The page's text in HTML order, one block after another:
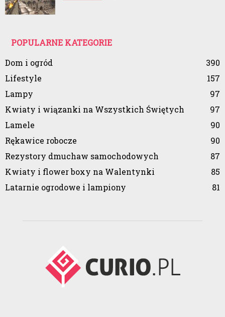
POPULARNE KATEGORIE
Dom i ogród
390
Lifestyle
157
Lampy
97
Kwiaty i wiązanki na Wszystkich Świętych
97
Lamele
90
Rękawice robocze
90
Rezystory dmuchaw samochodowych
87
Kwiaty i flower boxy na Walentynki
85
Latarnie ogrodowe i lampiony
81